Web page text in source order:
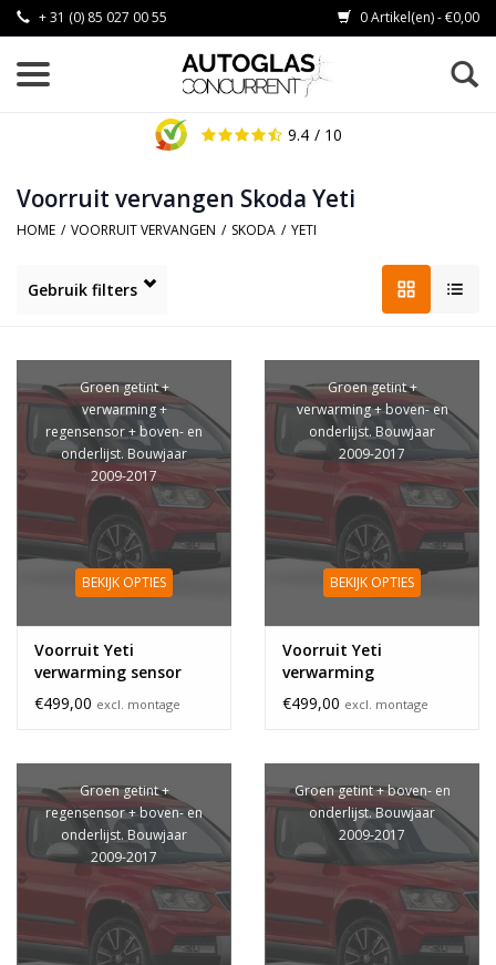
+ 31 (0) 85 027 00 55 0 Artikel(en) - €0,00
9.4 / 10
Voorruit vervangen Skoda Yeti
HOME / VOORRUIT VERVANGEN / SKODA / YETI
Gebruik filters
Groen getint +
verwarming +
regensensor + boven- en
onderlijst. Bouwjaar
2009-2017
BEKIJK OPTIES
Voorruit Yeti
verwarming sensor
€499,00 excl. montage
Groen getint +
verwarming + boven- en
onderlijst. Bouwjaar
2009-2017
BEKIJK OPTIES
Voorruit Yeti
verwarming
€499,00 excl. montage
Groen getint +
regensensor + boven- en
onderlijst. Bouwjaar
2009-2017
Groen getint + boven- en
onderlijst. Bouwjaar
2009-2017